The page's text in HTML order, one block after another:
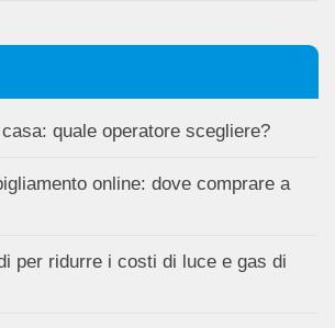
quale operatore scegliere?
online: dove comprare a
per ridurre i costi di luce e gas di